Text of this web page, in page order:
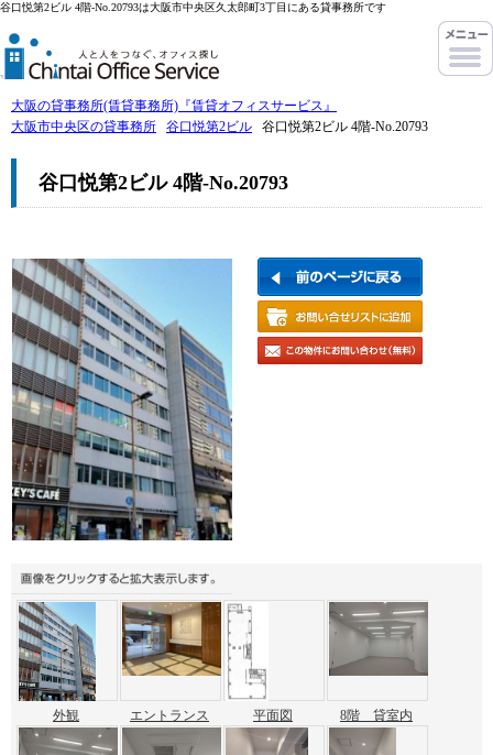
谷口悦第2ビル 4階-No.20793は大阪市中央区久太郎町3丁目にある貸事務所です
大阪の貸事務所(賃貸事務所)『賃貸オフィスサービス』
大阪市中央区の貸事務所
谷口悦第2ビル 谷口悦第2ビル 4階-No.20793
谷口悦第2ビル 4階-No.20793
外観 エントランス 平面図 8階 貸室内